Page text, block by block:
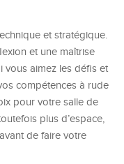
et stratégique.
et une maîtrise
vous aimez les défis et
compétences à rude
pour votre salle de
plus d’espace,
de faire votre